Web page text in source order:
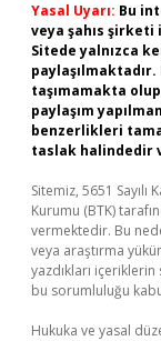
Yasal Uyarı: Bu
veya şahıs şirketi
Sitede yalnızca
taşımamakta
paylaşım
benzerlikleri
taslak halindedir
Sitemiz, 5651
Kurumu (BTK)
vermektedir. Bu
veya araştırma
yazdıkları
bu sorumluluğu
Hukuka ve yasal